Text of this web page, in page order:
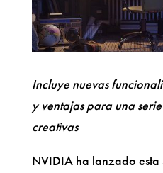
Incluye nuevas
y ventajas para una
creativas
NVIDIA ha lanzado esta